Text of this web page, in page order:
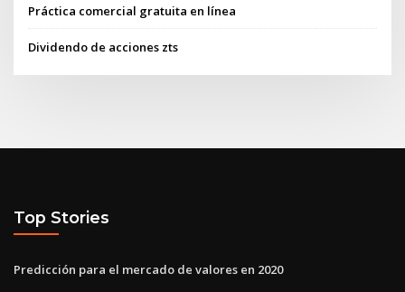
Práctica comercial gratuita en línea
Dividendo de acciones zts
Top Stories
Predicción para el mercado de valores en 2020